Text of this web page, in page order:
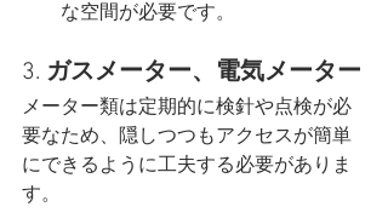
な空間が必要です。
3. ガスメーター、電気メーター
メーター類は定期的に検針や点検が必
要なため、隠しつつもアクセスが簡単
にできるように工夫する必要がありま
す。